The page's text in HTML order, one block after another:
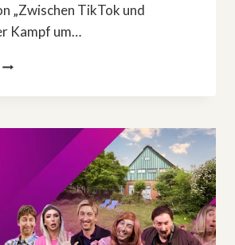
„Zwischen TikTok und
Kampf um…
HIER